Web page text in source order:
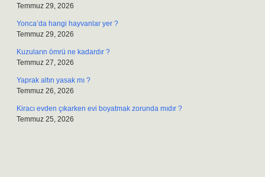
Temmuz 29, 2026
Yonca’da hangi hayvanlar yer ?
Temmuz 29, 2026
Kuzuların ömrü ne kadardır ?
Temmuz 27, 2026
Yaprak altın yasak mı ?
Temmuz 26, 2026
Kiracı evden çıkarken evi boyatmak zorunda mıdır ?
Temmuz 25, 2026